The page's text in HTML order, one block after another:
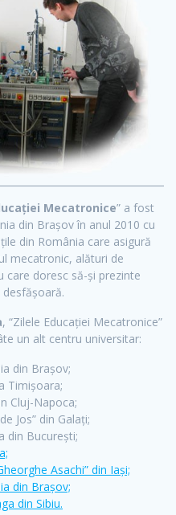
Mecatronice” a fost
din Brașov în anul 2010 cu
din România care asigură
mecatronic, alături de
doresc să-și prezinte
, “Zilele Educației Mecatronice”
un alt centru universitar:
din Brașov;
Timișoara;
Cluj-Napoca;
Jos” din Galați;
din București;
Asachi” din Iași;
din Brașov;
din Sibiu.